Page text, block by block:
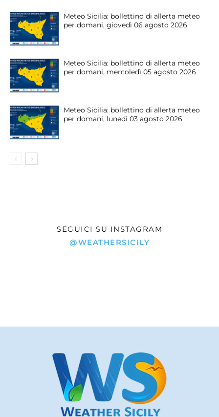
Meteo Sicilia: bollettino di allerta meteo
per domani, giovedì 06 agosto 2026
Meteo Sicilia: bollettino di allerta meteo
per domani, mercoledì 05 agosto 2026
Meteo Sicilia: bollettino di allerta meteo
per domani, lunedì 03 agosto 2026
SEGUICI SU INSTAGRAM
@WEATHERSICILY